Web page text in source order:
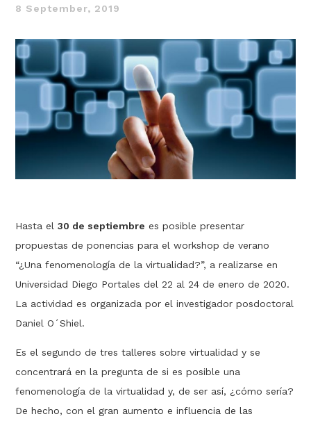
8 September, 2019
Hasta el30 de septiembre es posible presentar
propuestas de ponencias para el workshop de verano
“¿Una fenomenología de la virtualidad?”, a realizarse en
Universidad Diego Portales del 22 al 24 de enero de 2020.
La actividad es organizada por el investigador posdoctoral
Daniel O´Shiel.
Es el segundo de tres talleres sobre virtualidad y se
concentrará en la pregunta de si es posible una
fenomenología de la virtualidad y, de ser así, ¿cómo sería?
De hecho, con el gran aumento e influencia de las